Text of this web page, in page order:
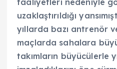
uzaklaştırıldığı
yıllarda bazı antrenör
maçlarda sahalara büyü
takımların büyücülerle